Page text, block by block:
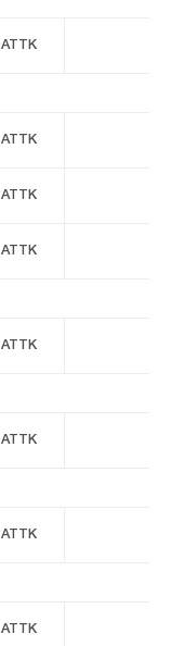
ATTK
ATTK
ATTK
ATTK
ATTK
ATTK
ATTK
ATTK